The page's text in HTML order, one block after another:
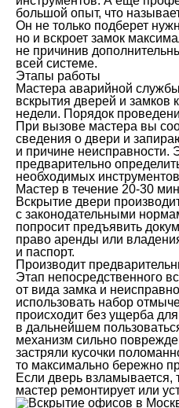
большой опыт, что
Он не только подберет
но и вскроет замок
не причинив
всей системе.
Этапы работы
Мастера аварийной
вскрытия дверей и замков
недели. Порядок
При вызове мастера вы
сведения о двери и
и причине неисправности.
предварительно
необходимых
Мастер в течение 20-30
Вскрытие двери
с законодательными
попросит предъявить
право аренды или
и паспорт.
Производит
Этап непосредственного
от вида замка и
использовать набор
происходит без ущерба
в дальнейшем
механизм сильно
застряли кусочки
то максимально бережно
Если дверь взламывается,
мастер ремонтирует или